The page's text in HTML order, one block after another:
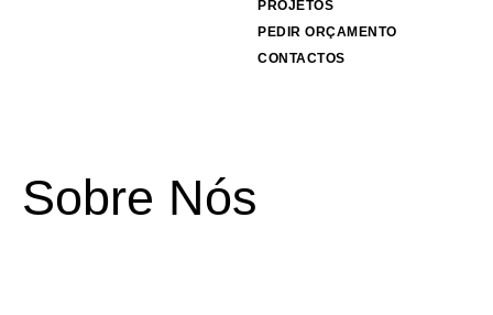
PROJETOS
PEDIR ORÇAMENTO
CONTACTOS
Sobre Nós